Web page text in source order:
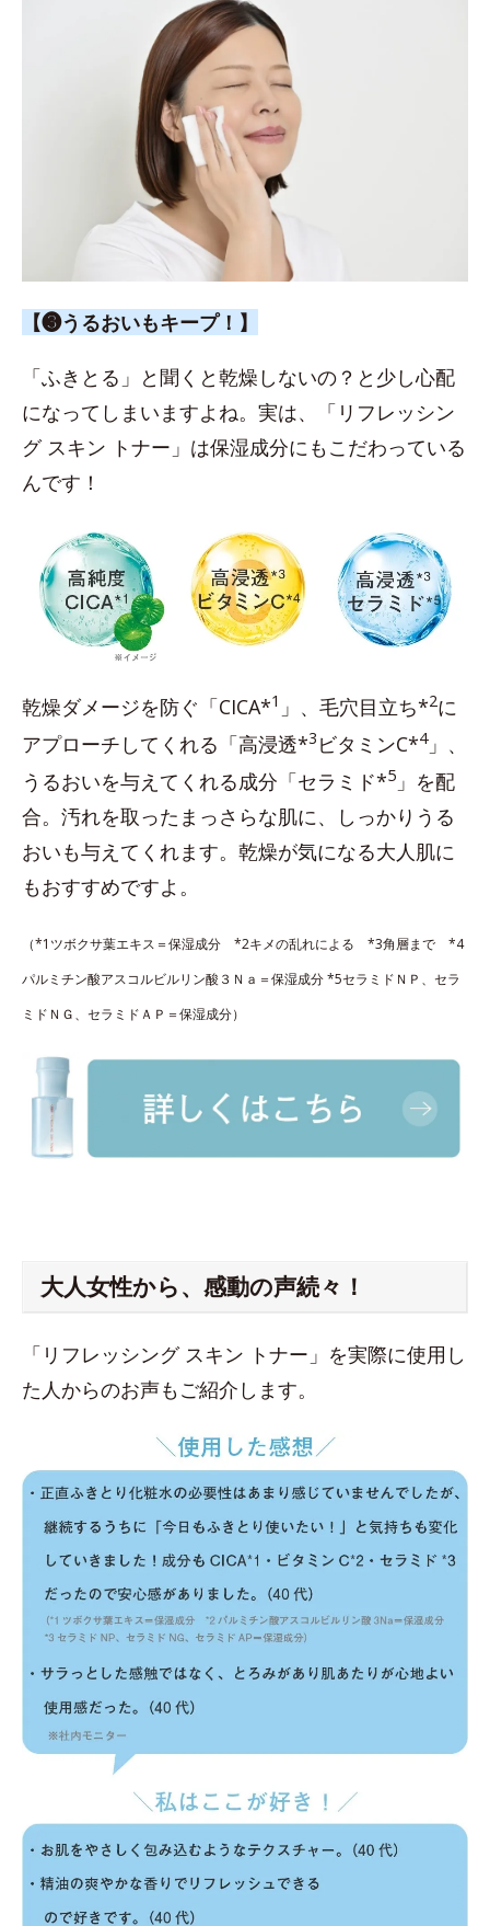
【❸うるおいもキープ！】
「ふきとる」と聞くと乾燥しないの？と少し心配
になってしまいますよね。実は、「リフレッシン
グ スキン トナー」は保湿成分にもこだわっている
んです！
乾燥ダメージを防ぐ「CICA*1 」、毛穴目立ち*2に
アプローチしてくれる「高浸透*3 ビタミンC*4」、
うるおいを与えてくれる成分「セラミド*5 」を配
合。汚れを取ったまっさらな肌に、しっかりうる
おいも与えてくれます。乾燥が気になる大人肌に
もおすすめですよ。
（*1ツボクサ葉エキス＝保湿成分 *2キメの乱れによる *3角層まで *4
パルミチン酸アスコルビルリン酸３Ｎａ＝保湿成分 *5セラミドＮＰ、セラ
ミドＮＧ、セラミドＡＰ＝保湿成分）
大人女性から、感動の声続々！
「リフレッシング スキン トナー」を実際に使用し
た人からのお声もご紹介します。